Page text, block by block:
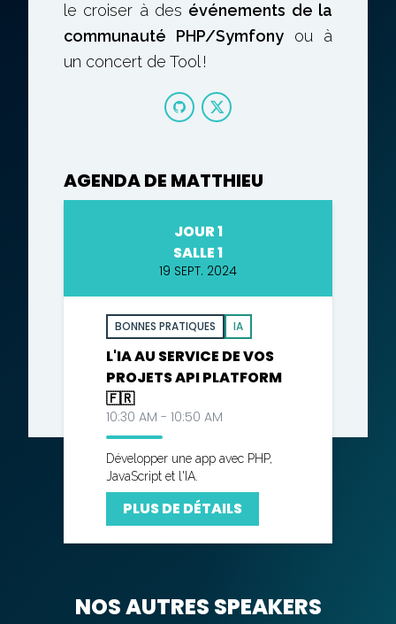
le croiser à des événements de la
communauté PHP/Symfony ou à
un concert de Tool !
AGENDA DE MATTHIEU
JOUR 1
SALLE 1
19 SEPT. 2024
BONNES PRATIQUES IA
L'IA AU SERVICE DE VOS
PROJETS API PLATFORM
🇫🇷
10:30 AM - 10:50 AM
Développer une app avec PHP,
JavaScript et l'IA.
PLUS DE DÉTAILS
NOS AUTRES SPEAKERS